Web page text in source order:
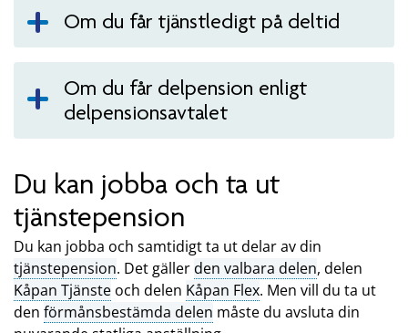
Om du får tjänstledigt på deltid
Om du får delpension enligt
delpensionsavtalet
Du kan jobba och ta ut
tjänstepension
Du kan jobba och samtidigt ta ut delar av din
tjänstepension. Det gällerden valbara delen, delen
Kåpan Tjänste och delen Kåpan Flex. Men vill du ta ut
den förmånsbestämda delen måste du avsluta din